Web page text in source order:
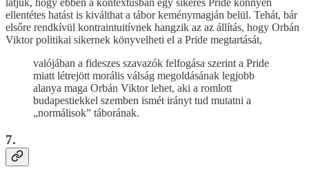
látjuk, hogy ebben a kontextusban egy sikeres Pride könnyen
ellentétes hatást is kiválthat a tábor keménymagján belül. Tehát, bár
elsőre rendkívül kontraintuitívnek hangzik az az állítás, hogy Orbán
Viktor politikai sikernek könyvelheti el a Pride megtartását,
valójában a fideszes szavazók felfogása szerint a Pride
miatt létrejött morális válság megoldásának legjobb
alanya maga Orbán Viktor lehet, aki a romlott
budapestiekkel szemben ismét irányt tud mutatni a
„normálisok” táborának.
7.